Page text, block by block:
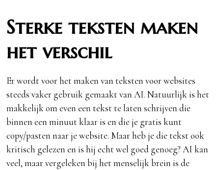
Sterke teksten maken
het verschil
Er wordt voor het maken van teksten voor websites
steeds vaker gebruik gemaakt van AI. Natuurlijk is het
makkelijk om even een tekst te laten schrijven die
binnen een minuut klaar is en die je gratis kunt
copy/pasten naar je website. Maar heb je die tekst ook
kritisch gelezen en is hij echt wel goed genoeg? AI kan
veel, maar vergeleken bij het menselijk brein is de